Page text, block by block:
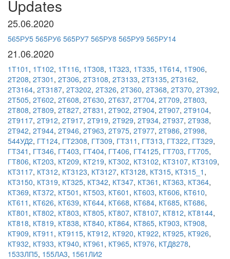
Updates
25.06.2020
565РУ5 565РУ6 565РУ7 565РУ8 565РУ9 565РУ14
21.06.2020
1Т101 , 1Т102, 1Т116, 1Т308, 1Т323, 1Т335, 1Т614, 1Т906,
2Т208, 2Т301 , 2Т306, 2Т3108, 2Т3133, 2Т3135, 2Т3162,
2Т3164, 2Т3187, 2Т3202, 2Т326, 2Т360, 2Т368, 2Т370, 2Т392,
2Т505, 2Т602, 2Т608, 2Т630, 2Т637, 2Т704, 2Т709, 2Т803,
2Т808, 2Т809, 2Т827, 2Т831 , 2Т902, 2Т904, 2Т907, 2Т9104,
2Т9117, 2Т912, 2Т917, 2Т919, 2Т929, 2Т934, 2Т937, 2Т938,
2Т942, 2Т944, 2Т946, 2Т963, 2Т975, 2Т977, 2Т986, 2Т998,
544УД2, ГТ124, ГТ2308, ГТ309, ГТ311 , ГТ313, ГТ322, ГТ329,
ГТ341 , ГТ346, ГТ403, ГТ404, ГТ406, ГТ4125, ГТ703, ГТ705,
ГТ806, КТ203, КТ209, КТ219, КТ302, КТ3102, КТ3107, КТ3109,
КТ3117, КТ312, КТ3123, КТ3127, КТ3128, КТ315, КТ315_1 ,
КТ3150, КТ319, КТ325, КТ342, КТ347, КТ361 , КТ363, КТ364,
КТ369, КТ372, КТ501 , КТ503, КТ601 , КТ603, КТ606, КТ610,
КТ611 , КТ626, КТ639, КТ644, КТ668, КТ684, КТ685, КТ686,
КТ801 , КТ802, КТ803, КТ805, КТ807, КТ8107, КТ812, КТ8144,
КТ818, КТ819, КТ838, КТ840, КТ864, КТ865, КТ903, КТ908,
КТ909, КТ911 , КТ9115, КТ912, КТ920, КТ922, КТ925, КТ926,
КТ932, КТ933, КТ940, КТ961 , КТ965, КТ976, КТД8278,
1533ЛП5, 155ЛА3, 1561ЛИ2